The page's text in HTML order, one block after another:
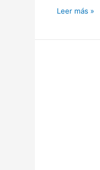
Escritorio
Leer más »